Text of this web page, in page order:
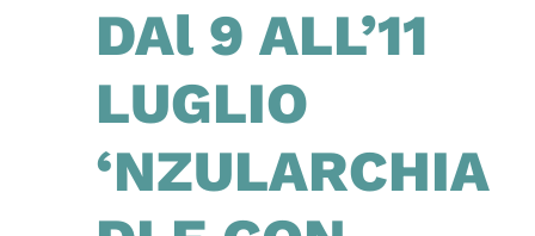
DAl 9 ALL’11
LUGLIO
‘NZULARCHIA